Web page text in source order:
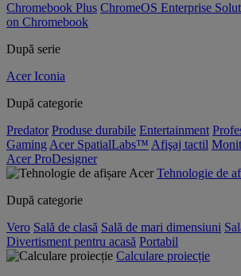
Chromebook Plus ChromeOS Enterprise
on Chromebook
După serie
Acer Iconia
După categorie
Predator Produse durabile Entertainment
Gaming Acer SpatialLabs™ Afişaj tactil
Acer ProDesigner
Tehnologie de
După categorie
Vero Sală de clasă Sală de mari dimensiuni
Divertisment pentru acasă Portabil
Calculare proiecție